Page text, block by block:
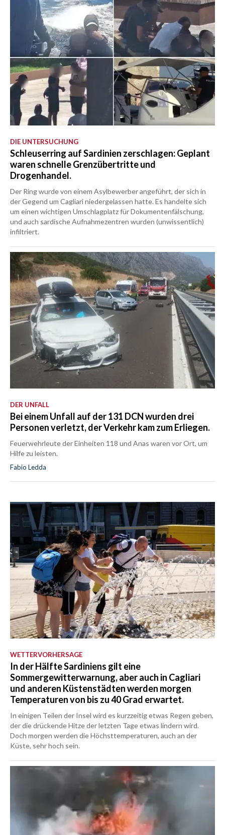
DIE UNTERSUCHUNG
Schleuserring auf Sardinien zerschlagen: Geplant
waren schnelle Grenzübertritte und
Drogenhandel.
Der Ring wurde von einem Asylbewerber angeführt, der sich in
der Gegend um Cagliari niedergelassen hatte. Es handelte sich
um einen wichtigen Umschlagplatz für Dokumentenfälschung,
und auch sardische Aufnahmezentren wurden (unwissentlich)
infiltriert.
DER UNFALL
Bei einem Unfall auf der 131 DCN wurden drei
Personen verletzt, der Verkehr kam zum Erliegen.
Feuerwehrleute der Einheiten 118 und Anas waren vor Ort, um
Hilfe zu leisten.
Fabio Ledda
WETTERVORHERSAGE
In der Hälfte Sardiniens gilt eine
Sommergewitterwarnung, aber auch in Cagliari
und anderen Küstenstädten werden morgen
Temperaturen von bis zu 40 Grad erwartet.
In einigen Teilen der Insel wird es kurzzeitig etwas Regen geben,
der die drückende Hitze der letzten Tage etwas lindern wird.
Doch morgen werden die Höchsttemperaturen, auch an der
Küste, sehr hoch sein.